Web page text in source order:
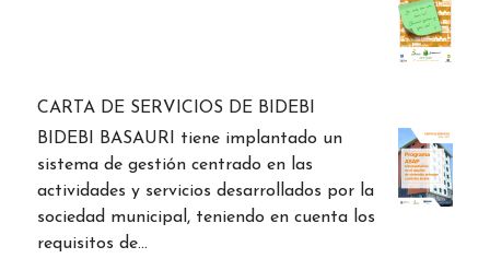
CARTA DE SERVICIOS DE BIDEBI
BIDEBI BASAURI tiene implantado un
sistema de gestión centrado en las
actividades y servicios desarrollados por la
sociedad municipal, teniendo en cuenta los
requisitos de…